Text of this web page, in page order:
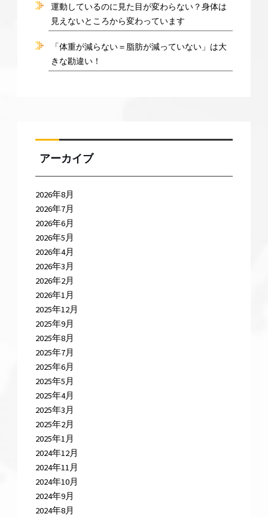
運動しているのに見た目が変わらない？身体は
見えないところから変わっています
「体重が減らない＝脂肪が減っていない」は大
きな勘違い！
アーカイブ
2026年8月
2026年7月
2026年6月
2026年5月
2026年4月
2026年3月
2026年2月
2026年1月
2025年12月
2025年9月
2025年8月
2025年7月
2025年6月
2025年5月
2025年4月
2025年3月
2025年2月
2025年1月
2024年12月
2024年11月
2024年10月
2024年9月
2024年8月